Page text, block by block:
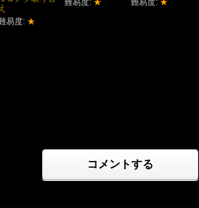
え
易度: ★
難易度: ★
難易度: ★
コメントする